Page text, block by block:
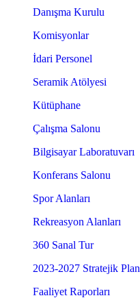
Danışma Kurulu
Komisyonlar
İdari Personel
Seramik Atölyesi
Kütüphane
Çalışma Salonu
Bilgisayar Laboratuvarı
Konferans Salonu
Spor Alanları
Rekreasyon Alanları
360 Sanal Tur
2023-2027 Stratejik Plan
Faaliyet Raporları